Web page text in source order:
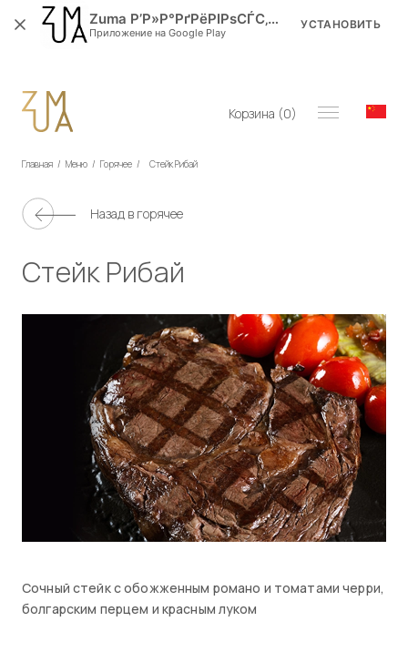
Корзина (0)
Главная / Меню / Горячее / Стейк Рибай
Назад в горячее
Стейк Рибай
Сочный стейк с обожженным романо и томатами черри,
болгарским перцем и красным луком
Zuma Р’Р»Р°РґРёРІРѕСЃС‚РѕРє
Приложение на Google Play
УСТАНОВИТЬ